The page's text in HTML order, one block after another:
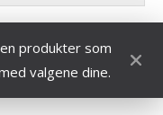
produkter som
valgene dine.